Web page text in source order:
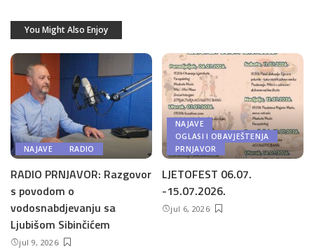
You Might Also Enjoy
NAJAVE RADIO
RADIO PRNJAVOR: Razgovor
s povodom o
vodosnabdjevanju sa
Ljubišom Sibinčićem
jul 9, 2026
NAJAVE
OGLASI I OBAVJEŠTENJA
PRNJAVOR
LJETOFEST 06.07.
-15.07.2026.
jul 6, 2026